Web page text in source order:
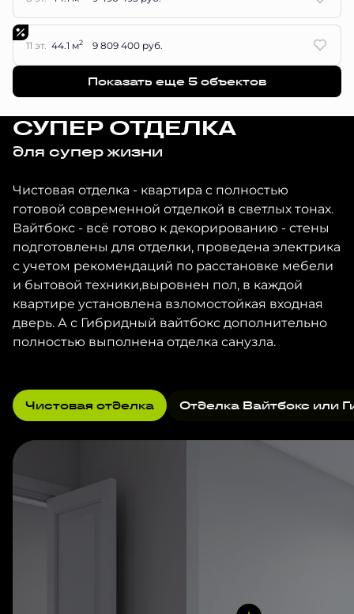
11 эт. 44.1 м2 9 809 400 руб.
Показать еще 5 объектов
СУПЕР ОТДЕЛКА
для супер жизни
Чистовая отделка - квартира с полностью
готовой современной отделкой в светлых тонах.
Вайтбокс - всё готово к декорированию - стены
подготовлены для отделки, проведена электрика
с учетом рекомендаций по расстановке мебели
и бытовой техники,выровнен пол, в каждой
квартире установлена взломостойкая входная
дверь. А с Гибридный вайтбокс дополнительно
полностью выполнена отделка санузла.
Чистовая отделка Отделка Вайтбокс или